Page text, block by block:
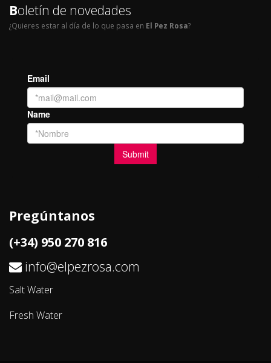
Boletín de novedades
¿Quieres estar al día de lo que pasa en El Pez Rosa?
Pregúntanos
(+34) 950 270 816
info@elpezrosa.com
Salt Water
Fresh Water